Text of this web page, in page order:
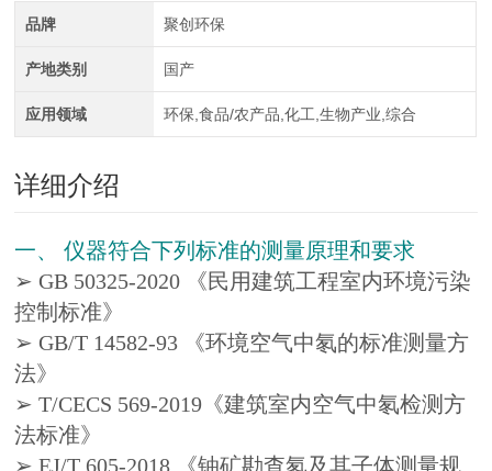
品牌 聚创环保
产地类别 国产
应用领域 环保,食品/农产品,化工,生物产业,综合
详细介绍
一、 仪器符合下列标准的测量原理和要求
➢ GB 50325-2020 《民用建筑工程室内环境污染
控制标准》
➢ GB/T 14582-93 《环境空气中氡的标准测量方
法》
➢ T/CECS 569-2019《建筑室内空气中氡检测方
法标准》
➢ EJ/T 605-2018 《铀矿勘查氡及其子体测量规